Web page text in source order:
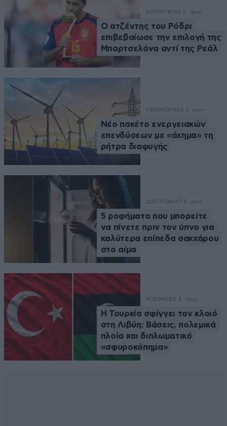
ΑΘΛΗΤΙΚΑ3 λ. πριν
Ο ατζέντης του Ρόδρι
επιβεβαίωσε την επιλογή της
Μπαρτσελόνα αντί της Ρεάλ
ΟΙΚΟΝΟΜΙΑ3 λ. πριν
Νέο πακέτο ενεργειακών
επενδύσεων με «όχημα» τη
ρήτρα διαφυγής
ΔΙΑΤΡΟΦΗ7 λ. πριν
5 ροφήματα που μπορείτε
να πίνετε πριν τον ύπνο για
καλύτερα επίπεδα σακχάρου
στο αίμα
ΚΟΣΜΟΣ8 λ. πριν
Η Τουρκία σφίγγει τον κλοιό
στη Λιβύη: Βάσεις, πολεμικά
πλοία και διπλωματικό
«σφυροκόπημα»